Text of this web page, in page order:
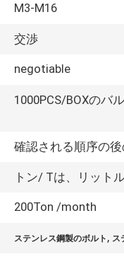
M3-M16
交渉
negotiable
1000PCS/BOXのバ
確認される順序の
トン/ Tは、リット
200Ton /month
ステンレス鋼製のボルト , ス